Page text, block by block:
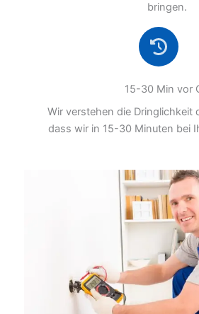
bringen.
15-30 Min vor
Wir verstehen die Dringlichkeit
dass wir in 15-30 Minuten bei